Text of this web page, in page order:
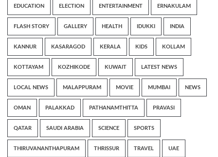
EDUCATION ELECTION ENTERTAINMENT ERNAKULAM
FLASH STORY GALLERY HEALTH IDUKKI INDIA
KANNUR KASARAGOD KERALA KIDS KOLLAM
KOTTAYAM KOZHIKODE KUWAIT LATEST NEWS
LOCAL NEWS MALAPPURAM MOVIE MUMBAI NEWS
OMAN PALAKKAD PATHANAMTHITTA PRAVASI
QATAR SAUDI ARABIA SCIENCE SPORTS
THIRUVANANTHAPURAM THRISSUR TRAVEL UAE